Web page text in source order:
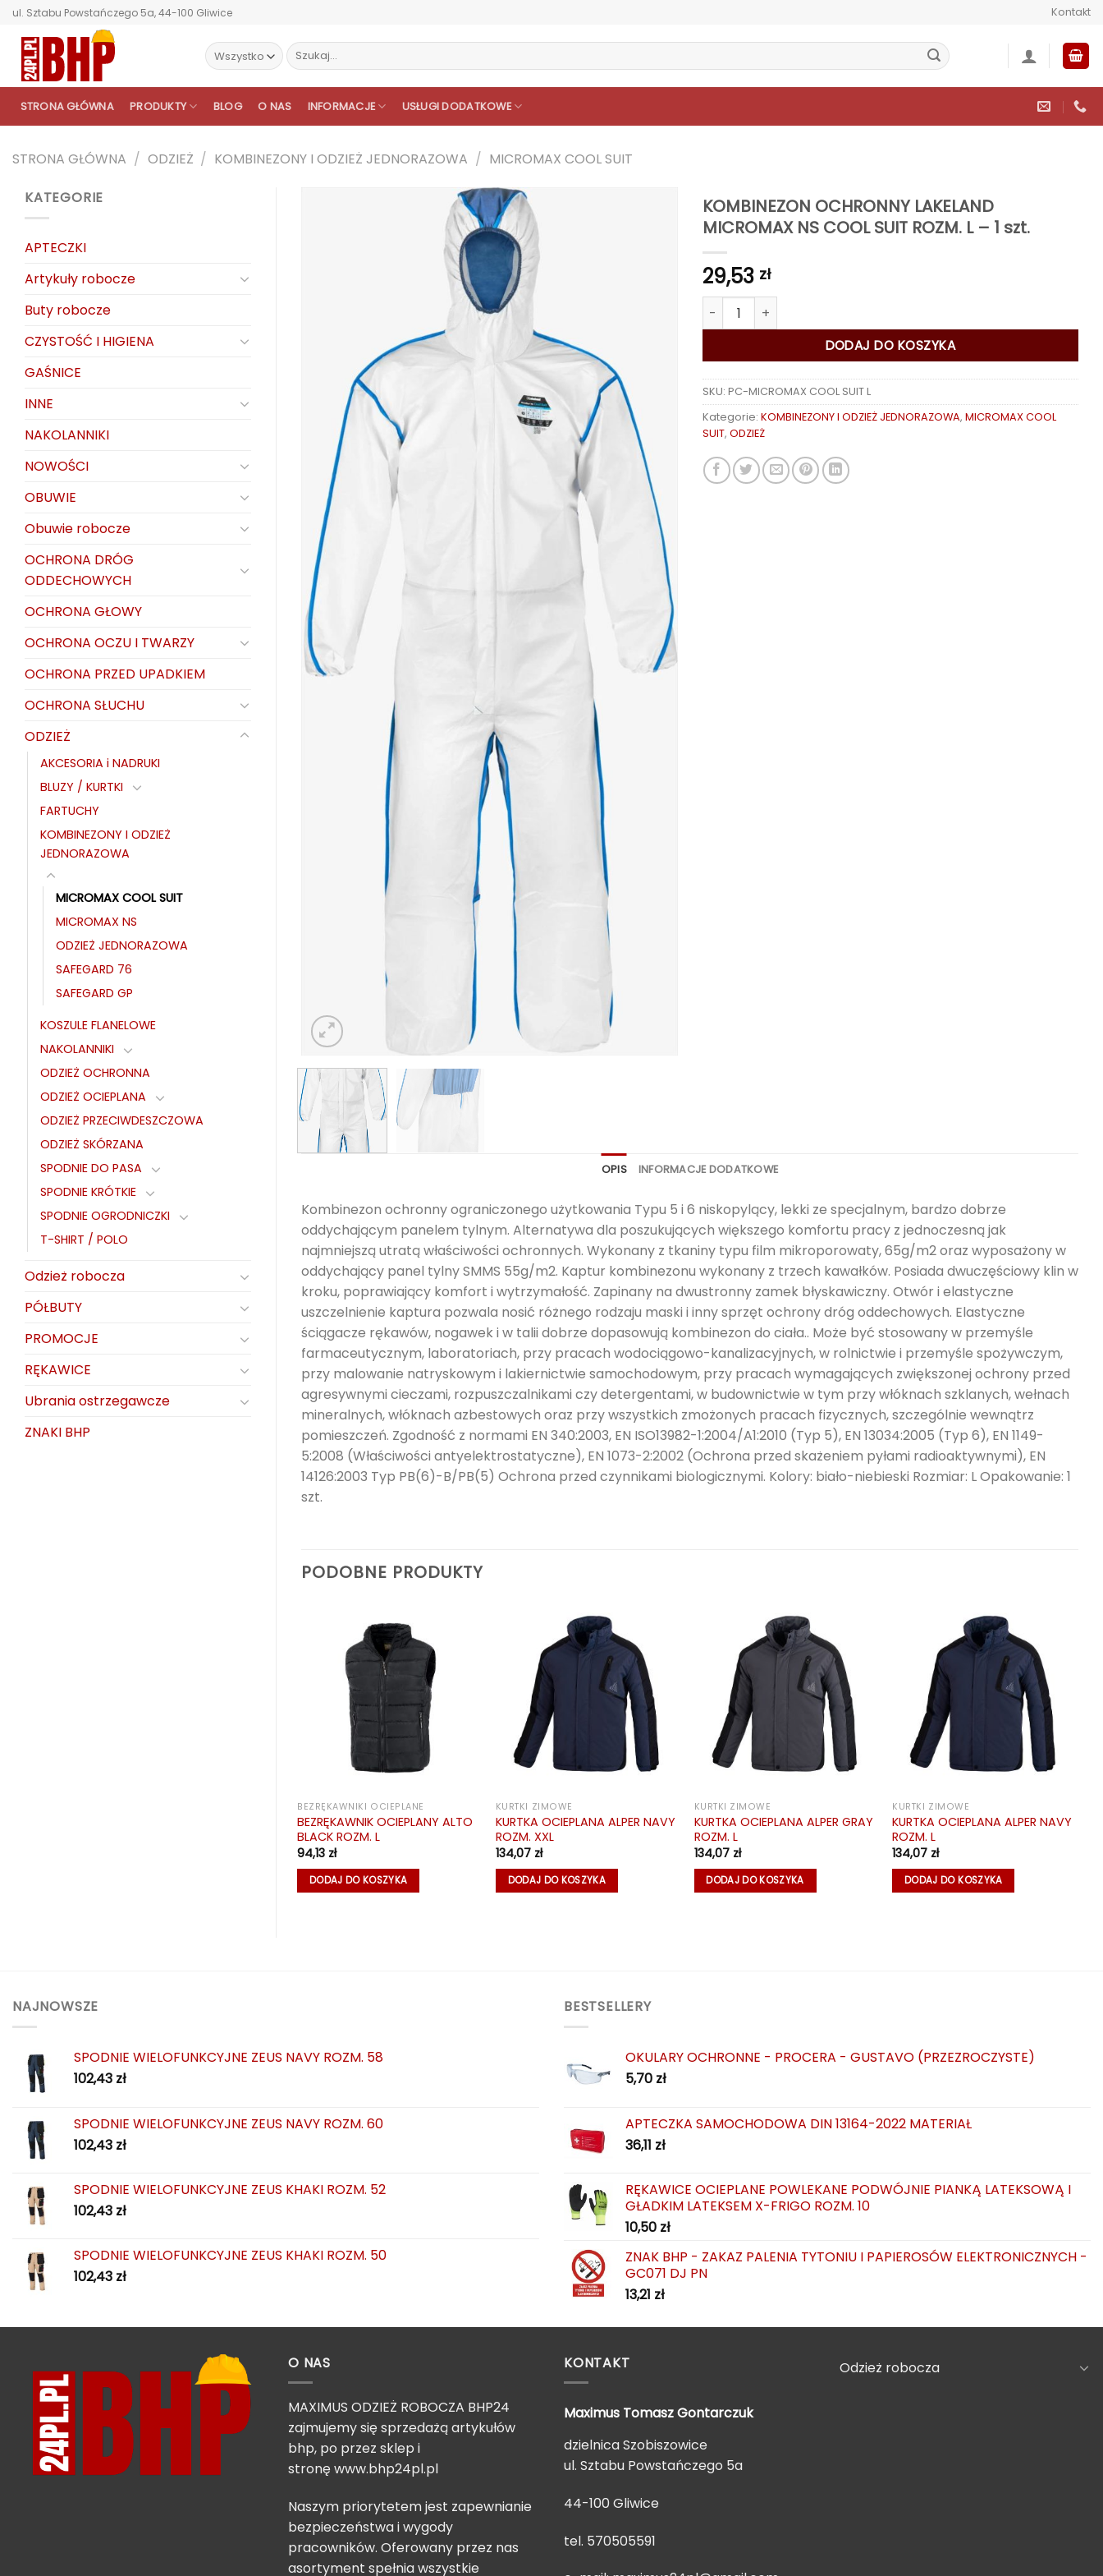
Przewiń
zawartości
ul. Sztabu Powstańczego 5a, 44-100 Gliwice Kontakt
Szukaj:
STRONA GŁÓWNA PRODUKTY BLOG O NAS INFORMACJE USŁUGI DODATKOWE
STRONA GŁÓWNA / ODZIEŻ / KOMBINEZONY I ODZIEŻ JEDNORAZOWA / MICROMAX COOL SUIT
KATEGORIE
APTECZKI
Artykuły robocze
Buty robocze
CZYSTOŚĆ I HIGIENA
GAŚNICE
INNE
NAKOLANNIKI
NOWOŚCI
OBUWIE
Obuwie robocze
OCHRONA DRÓG
ODDECHOWYCH
OCHRONA GŁOWY
OCHRONA OCZU I TWARZY
OCHRONA PRZED UPADKIEM
OCHRONA SŁUCHU
ODZIEŻ
AKCESORIA i NADRUKI
BLUZY / KURTKI
FARTUCHY
KOMBINEZONY I ODZIEŻ
JEDNORAZOWA
MICROMAX COOL SUIT
MICROMAX NS
ODZIEŻ JEDNORAZOWA
SAFEGARD 76
SAFEGARD GP
KOSZULE FLANELOWE
NAKOLANNIKI
ODZIEŻ OCHRONNA
ODZIEŻ OCIEPLANA
ODZIEŻ PRZECIWDESZCZOWA
ODZIEŻ SKÓRZANA
SPODNIE DO PASA
SPODNIE KRÓTKIE
SPODNIE OGRODNICZKI
T-SHIRT / POLO
Odzież robocza
PÓŁBUTY
PROMOCJE
RĘKAWICE
Ubrania ostrzegawcze
ZNAKI BHP
KOMBINEZON OCHRONNY LAKELAND
MICROMAX NS COOL SUIT ROZM. L – 1 szt.
29,53 zł
ilość KOMBINEZON OCHRONNY LAKELAND MICROMAX NS COOL SUIT
DODAJ DO KOSZYKA
SKU: PC-MICROMAX COOL SUIT L
Kategorie: KOMBINEZONY I ODZIEŻ JEDNORAZOWA, MICROMAX COOL
SUIT, ODZIEŻ
OPIS INFORMACJE DODATKOWE
Kombinezon ochronny ograniczonego użytkowania Typu 5 i 6 niskopylący, lekki ze specjalnym, bardzo dobrze
oddychającym panelem tylnym. Alternatywa dla poszukujących większego komfortu pracy z jednoczesną jak
najmniejszą utratą właściwości ochronnych. Wykonany z tkaniny typu film mikroporowaty, 65g/m2 oraz wyposażony w
oddychający panel tylny SMMS 55g/m2. Kaptur kombinezonu wykonany z trzech kawałków. Posiada dwuczęściowy klin w
kroku, poprawiający komfort i wytrzymałość. Zapinany na dwustronny zamek błyskawiczny. Otwór i elastyczne
uszczelnienie kaptura pozwala nosić różnego rodzaju maski i inny sprzęt ochrony dróg oddechowych. Elastyczne
ściągacze rękawów, nogawek i w talii dobrze dopasowują kombinezon do ciała.. Może być stosowany w przemyśle
farmaceutycznym, laboratoriach, przy pracach wodociągowo-kanalizacyjnych, w rolnictwie i przemyśle spożywczym,
przy malowanie natryskowym i lakiernictwie samochodowym, przy pracach wymagających zwiększonej ochrony przed
agresywnymi cieczami, rozpuszczalnikami czy detergentami, w budownictwie w tym przy włóknach szklanych, wełnach
mineralnych, włóknach azbestowych oraz przy wszystkich zmożonych pracach fizycznych, szczególnie wewnątrz
pomieszczeń. Zgodność z normami EN 340:2003, EN ISO13982-1:2004/A1:2010 (Typ 5), EN 13034:2005 (Typ 6), EN 1149-
5:2008 (Właściwości antyelektrostatyczne), EN 1073-2:2002 (Ochrona przed skażeniem pyłami radioaktywnymi), EN
14126:2003 Typ PB(6)-B/PB(5) Ochrona przed czynnikami biologicznymi. Kolory: biało-niebieski Rozmiar: L Opakowanie: 1
szt.
PODOBNE PRODUKTY
BEZRĘKAWNIKI OCIEPLANE
BEZRĘKAWNIK OCIEPLANY ALTO
BLACK ROZM. L
94,13 zł
DODAJ DO KOSZYKA
KURTKI ZIMOWE
KURTKA OCIEPLANA ALPER NAVY
ROZM. XXL
134,07 zł
DODAJ DO KOSZYKA
KURTKI ZIMOWE
KURTKA OCIEPLANA ALPER GRAY
ROZM. L
134,07 zł
DODAJ DO KOSZYKA
KURTKI ZIMOWE
KURTKA OCIEPLANA ALPER NAVY
ROZM. L
134,07 zł
DODAJ DO KOSZYKA
NAJNOWSZE
SPODNIE WIELOFUNKCYJNE ZEUS NAVY ROZM. 58
102,43 zł
SPODNIE WIELOFUNKCYJNE ZEUS NAVY ROZM. 60
102,43 zł
SPODNIE WIELOFUNKCYJNE ZEUS KHAKI ROZM. 52
102,43 zł
SPODNIE WIELOFUNKCYJNE ZEUS KHAKI ROZM. 50
102,43 zł
BESTSELLERY
OKULARY OCHRONNE - PROCERA - GUSTAVO (PRZEZROCZYSTE)
5,70 zł
APTECZKA SAMOCHODOWA DIN 13164-2022 MATERIAŁ
36,11 zł
RĘKAWICE OCIEPLANE POWLEKANE PODWÓJNIE PIANKĄ LATEKSOWĄ I
GŁADKIM LATEKSEM X-FRIGO ROZM. 10
10,50 zł
ZNAK BHP - ZAKAZ PALENIA TYTONIU I PAPIEROSÓW ELEKTRONICZNYCH -
GC071 DJ PN
13,21 zł
O NAS
MAXIMUS ODZIEŻ ROBOCZA BHP24
zajmujemy się sprzedażą artykułów
bhp, po przez sklep i
stronę www.bhp24pl.pl
Naszym priorytetem jest zapewnianie
bezpieczeństwa i wygody
pracowników. Oferowany przez nas
asortyment spełnia wszystkie
KONTAKT
Maximus TomaszGontarczuk
dzielnica Szobiszowice
ul. Sztabu Powstańczego 5a
44-100 Gliwice
tel. 570505591
Odzież robocza